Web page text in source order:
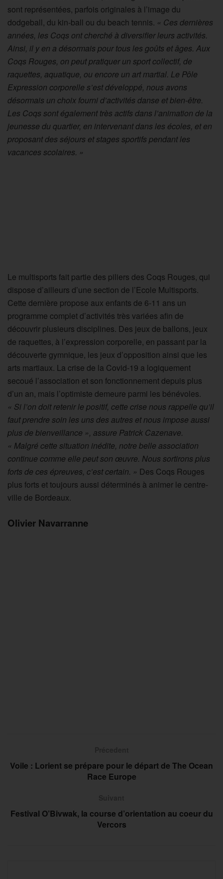
sont représentées, parfois originales à l’image du
dodgeball, du kin-ball ou du beach tennis. « Ces dernières
années, les Coqs ont cherché à diversifier leurs activités.
Ainsi, il y en a désormais pour tous les goûts et âges. Aux
Coqs Rouges, on peut pratiquer un sport collectif, de
raquettes, aquatique, ou encore un art martial. Le Pôle
Expression corporelle s’est développé, nous avons
désormais un choix fourni d’activités danse et bien-être.
Les Coqs sont également très actifs dans l’animation de la
jeunesse du quartier, en intervenant dans les écoles, et en
proposant des séjours et stages sportifs pendant les
vacances scolaires. »
Le multisports fait partie des piliers des Coqs Rouges, qui
dispose d’ailleurs d’une section de l’Ecole Multisports.
Cette dernière propose aux enfants de 6-11 ans un
programme complet d’activités très variées afin de
découvrir plusieurs disciplines. Des jeux de ballons, jeux
de raquettes, à l’expression corporelle, en passant par la
découverte gymnique, les jeux d’opposition ainsi que les
arts martiaux. La crise de la Covid-19 a logiquement
secoué l’association et son fonctionnement depuis plus
d’un an, mais l’optimiste demeure parmi les bénévoles.
« Si l’on doit retenir le positif, cette crise nous rappelle qu’il
faut prendre soin les uns des autres et nous impose aussi
plus de bienveillance », assure Patrick Cazenave.
« Malgré cette situation inédite, notre belle association
continue comme elle peut son œuvre. Nous sortirons plus
forts de ces épreuves, c’est certain. » Des Coqs Rouges
plus forts et toujours aussi déterminés à animer le centre-
ville de Bordeaux.
Olivier Navarranne
Voile : Lorient se prépare pour le départ de The Ocean
Race Europe
Festival O’Bivwak, la course d’orientation au coeur du
Vercors